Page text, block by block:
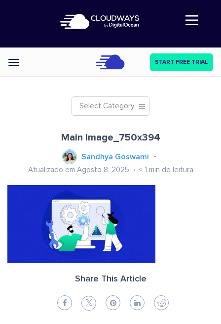
Abre a navegação
Categories START FREE TRIAL
Select Category
Main Image_750x394
Sandhya Goswami
Atualizado em Agosto 8, 2025 < 1 min de leitura
Share This Article